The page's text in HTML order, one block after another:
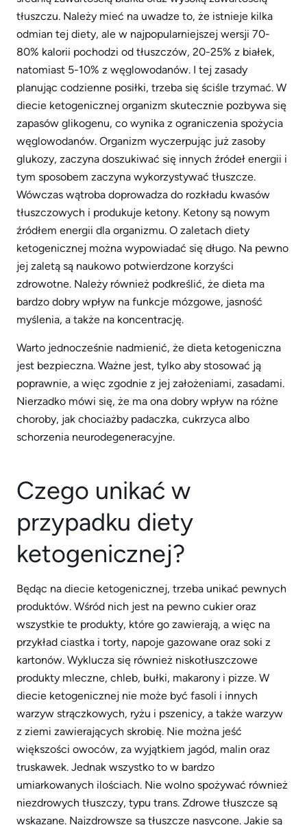
tłuszczu. Należy mieć na uwadze to, że istnieje kilka
odmian tej diety, ale w najpopularniejszej wersji 70-
80% kalorii pochodzi od tłuszczów, 20-25% z białek,
natomiast 5-10% z węglowodanów. I tej zasady
planując codzienne posiłki, trzeba się ściśle trzymać. W
diecie ketogenicznej organizm skutecznie pozbywa się
zapasów glikogenu, co wynika z ograniczenia spożycia
węglowodanów. Organizm wyczerpując już zasoby
glukozy, zaczyna doszukiwać się innych źródeł energii i
tym sposobem zaczyna wykorzystywać tłuszcze.
Wówczas wątroba doprowadza do rozkładu kwasów
tłuszczowych i produkuje ketony. Ketony są nowym
źródłem energii dla organizmu. O zaletach diety
ketogenicznej można wypowiadać się długo. Na pewno
jej zaletą są naukowo potwierdzone korzyści
zdrowotne. Należy również podkreślić, że dieta ma
bardzo dobry wpływ na funkcje mózgowe, jasność
myślenia, a także na koncentrację.
Warto jednocześnie nadmienić, że dieta ketogeniczna
jest bezpieczna. Ważne jest, tylko aby stosować ją
poprawnie, a więc zgodnie z jej założeniami, zasadami.
Nierzadko mówi się, że ma ona dobry wpływ na różne
choroby, jak chociażby padaczka, cukrzyca albo
schorzenia neurodegeneracyjne.
Czego unikać w
przypadku diety
ketogenicznej?
Będąc na diecie ketogenicznej, trzeba unikać pewnych
produktów. Wśród nich jest na pewno cukier oraz
wszystkie te produkty, które go zawierają, a więc na
przykład ciastka i torty, napoje gazowane oraz soki z
kartonów. Wyklucza się również niskotłuszczowe
produkty mleczne, chleb, bułki, makarony i pizze. W
diecie ketogenicznej nie może być fasoli i innych
warzyw strączkowych, ryżu i pszenicy, a także warzyw
z ziemi zawierających skrobię. Nie można jeść
większości owoców, za wyjątkiem jagód, malin oraz
truskawek. Jednak wszystko to w bardzo
umiarkowanych ilościach. Nie wolno spożywać również
niezdrowych tłuszczy, typu trans. Zdrowe tłuszcze są
wskazane. Najzdrowsze są tłuszcze nasycone. Jakie są